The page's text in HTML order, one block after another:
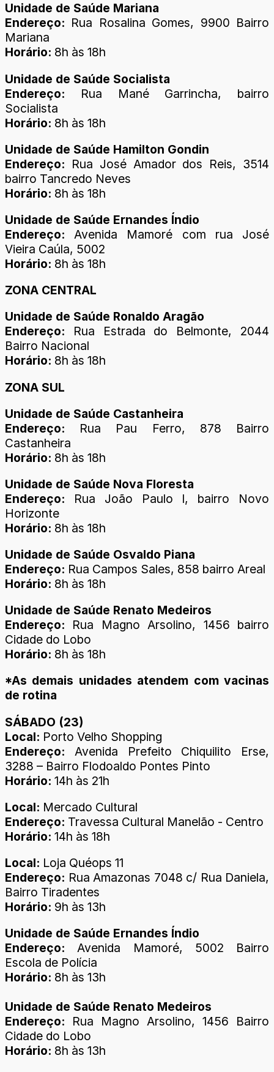
Unidade de Saúde Mariana
Endereço: Rua Rosalina Gomes, 9900 Bairro
Mariana
Horário: 8h às 18h
Unidade de Saúde Socialista
Endereço: Rua Mané Garrincha, bairro
Socialista
Horário: 8h às 18h
Unidade de Saúde Hamilton Gondin
Endereço: Rua José Amador dos Reis, 3514
bairro Tancredo Neves
Horário: 8h às 18h
Unidade de Saúde Ernandes Índio
Endereço: Avenida Mamoré com rua José
Vieira Caúla, 5002
Horário: 8h às 18h
ZONA CENTRAL
Unidade de Saúde Ronaldo Aragão
Endereço: Rua Estrada do Belmonte, 2044
Bairro Nacional
Horário: 8h às 18h
ZONA SUL
Unidade de Saúde Castanheira
Endereço: Rua Pau Ferro, 878 Bairro
Castanheira
Horário: 8h às 18h
Unidade de Saúde Nova Floresta
Endereço: Rua João Paulo I, bairro Novo
Horizonte
Horário: 8h às 18h
Unidade de Saúde Osvaldo Piana
Endereço: Rua Campos Sales, 858 bairro Areal
Horário: 8h às 18h
Unidade de Saúde Renato Medeiros
Endereço: Rua Magno Arsolino, 1456 bairro
Cidade do Lobo
Horário: 8h às 18h
*As demais unidades atendem com vacinas
de rotina
SÁBADO (23)
Local: Porto Velho Shopping
Endereço: Avenida Prefeito Chiquilito Erse,
3288 – Bairro Flodoaldo Pontes Pinto
Horário: 14h às 21h
Local: Mercado Cultural
Endereço: Travessa Cultural Manelão - Centro
Horário: 14h às 18h
Local: Loja Quéops 11
Endereço: Rua Amazonas 7048 c/ Rua Daniela,
Bairro Tiradentes
Horário: 9h às 13h
Unidade de Saúde Ernandes Índio
Endereço:Avenida Mamoré, 5002 Bairro
Escola de Polícia
Horário: 8h às 13h
Unidade de Saúde Renato Medeiros
Endereço: Rua Magno Arsolino, 1456 Bairro
Cidade do Lobo
Horário: 8h às 13h